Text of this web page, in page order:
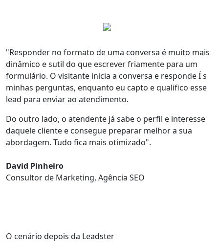
"Responder no formato de uma conversa é muito mais
dinâmico e sutil do que escrever friamente para um
formulário. O visitante inicia a conversa e responde Í s
minhas perguntas, enquanto eu capto e qualifico esse
lead para enviar ao atendimento.
Do outro lado, o atendente já sabe o perfil e interesse
daquele cliente e consegue preparar melhor a sua
abordagem. Tudo fica mais otimizado".
David Pinheiro
Consultor de Marketing, Agência SEO
O cenário depois da Leadster